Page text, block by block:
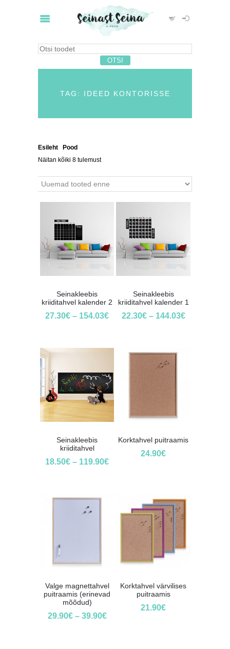
TAG: IDEED KONTORISSE
Esileht Pood
Näitan kõiki 8 tulemust
Seinakleebis
kriiditahvel kalender 2
27.30€ – 154.03€
Seinakleebis
kriiditahvel kalender 1
22.30€– 144.03€
Seinakleebis
kriiditahvel
18.50€ – 119.90€
Korktahvel puitraamis
24.90€
Valge magnettahvel
puitraamis (erinevad
mõõdud)
29.90€– 39.90€
Korktahvel värvilises
puitraamis
21.90€